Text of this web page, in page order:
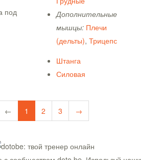
Дополнительные
мышцы: Плечи
(дельты),Трицепс
Штанга
Силовая
← 1 2 3 →